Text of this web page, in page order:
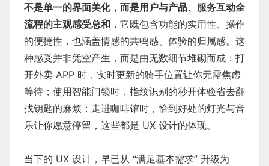
不是单一的界面美化，而是用户与产品、服务互动全
流程的主观感受总和 ，它既包含功能的实用性、操作
的便捷性，也涵盖情感的共鸣感、体验的归属感。这
种感受并非凭空产生，而是由无数细节堆砌而成：打
开外卖 APP 时，实时更新的骑手位置让你无需焦虑
等待；使用智能门锁时，指纹识别的秒开体验省去翻
找钥匙的麻烦；走进咖啡馆时，恰到好处的灯光与音
乐让你愿意停留，这些都是 UX 设计的体现。
当下的 UX 设计，早已从 “满足基本需求” 升级为